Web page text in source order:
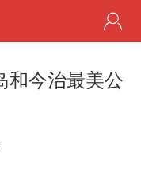
和今治最美公